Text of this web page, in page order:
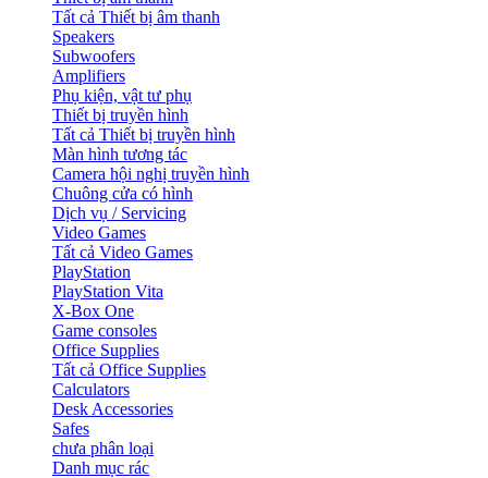
Tất cả Thiết bị âm thanh
Speakers
Subwoofers
Amplifiers
Phụ kiện, vật tư phụ
Thiết bị truyền hình
Tất cả Thiết bị truyền hình
Màn hình tương tác
Camera hội nghị truyền hình
Chuông cửa có hình
Dịch vụ / Servicing
Video Games
Tất cả Video Games
PlayStation
PlayStation Vita
X-Box One
Game consoles
Office Supplies
Tất cả Office Supplies
Calculators
Desk Accessories
Safes
chưa phân loại
Danh mục rác